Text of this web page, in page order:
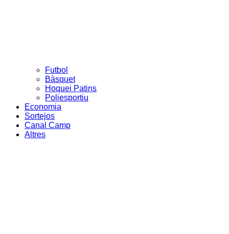
Futbol
Bàsquet
Hoquei Patins
Poliesportiu
Economia
Sortejos
Canal Camp
Altres